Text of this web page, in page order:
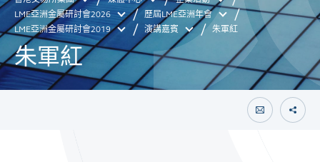
LME亞洲金屬研討會2026
歷屆LME亞洲年會
LME亞洲金屬研討會2019
演講嘉賓 朱軍紅
朱軍紅